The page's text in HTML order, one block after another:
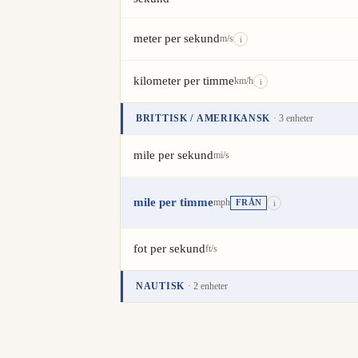
meter per sekundm/s i
kilometer per timmekm/h i
BRITTISK / AMERIKANSK · 3 enheter
mile per sekundmi/s
mile per timmemph FRÅN i
fot per sekundft/s
NAUTISK · 2 enheter